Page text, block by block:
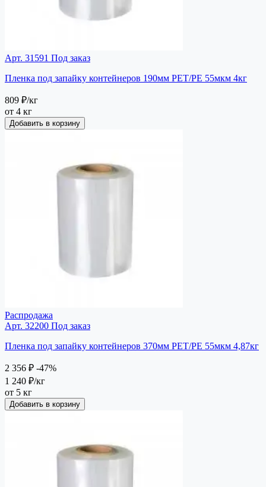
Арт. 31591 Под заказ
Пленка под запайку контейнеров 190мм РЕТ/РЕ 55мкм 4кг
809 ₽/кг
от 4 кг
Добавить в корзину
Распродажа
Арт. 32200 Под заказ
Пленка под запайку контейнеров 370мм РЕТ/РЕ 55мкм 4,87кг
2 356 ₽ -47%
1 240 ₽/кг
от 5 кг
Добавить в корзину